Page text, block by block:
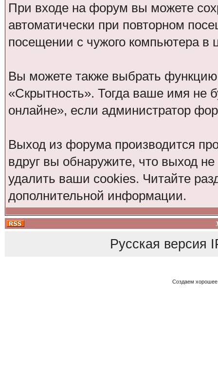
При входе на форум вы можете
автоматически при повторном
посещении с чужого компьютера в
Вы можете также выбрать функцию
«Скрытность». Тогда ваше имя не
онлайне», если администратор
Выход из форума производится
вдруг вы обнаружите, что выход
удалить ваши cookies. Читайте
дополнительной информации.
Русская версия
Создаем